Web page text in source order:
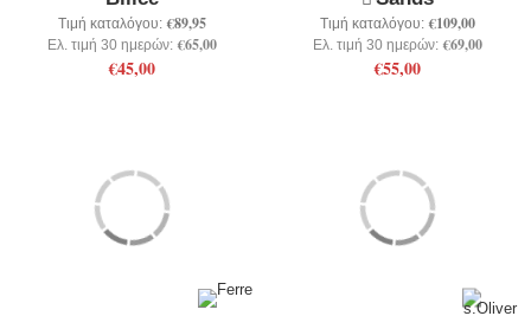
Τιμή καταλόγου: €89,95
Ελ. τιμή 30 ημερών: €65,00
€45,00
Τιμή καταλόγου: €109,00
Ελ. τιμή 30 ημερών: €69,00
€55,00